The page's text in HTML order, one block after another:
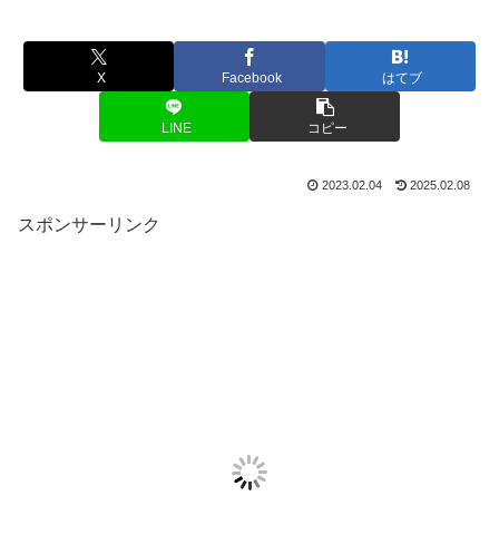
X Facebook はてブ
LINE コピー
2023.02.04 2025.02.08
スポンサーリンク